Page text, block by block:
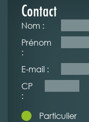
Contact
Nom :
Prénom
:
E-mail :
CP
:
Particulier